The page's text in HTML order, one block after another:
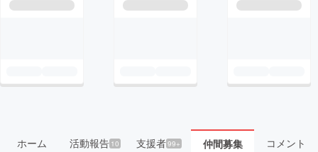
ホーム 活動報告10 支援者99+ 仲間募集 コメント